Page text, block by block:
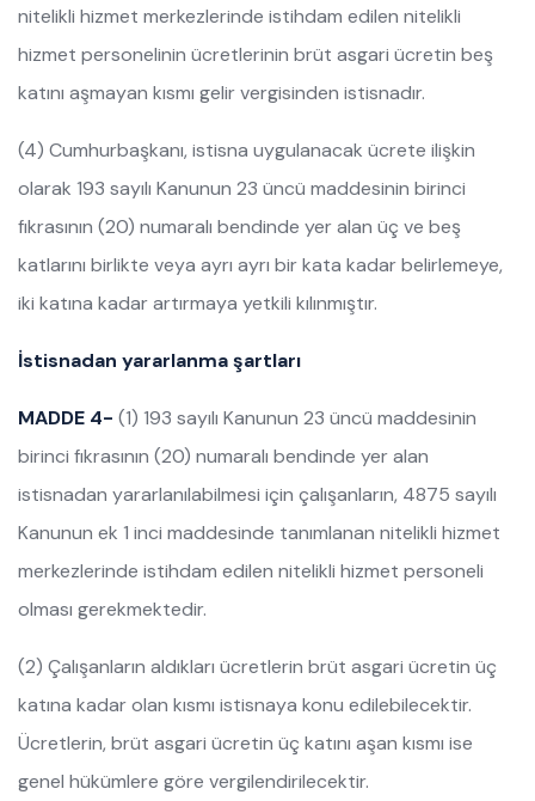
nitelikli hizmet merkezlerinde istihdam edilen nitelikli
hizmet personelinin ücretlerinin brüt asgari ücretin beş
katını aşmayan kısmı gelir vergisinden istisnadır.
(4) Cumhurbaşkanı, istisna uygulanacak ücrete ilişkin
olarak 193 sayılı Kanunun 23 üncü maddesinin birinci
fıkrasının (20) numaralı bendinde yer alan üç ve beş
katlarını birlikte veya ayrı ayrı bir kata kadar belirlemeye,
iki katına kadar artırmaya yetkili kılınmıştır.
İstisnadan yararlanma şartları
MADDE 4- (1) 193 sayılı Kanunun 23 üncü maddesinin
birinci fıkrasının (20) numaralı bendinde yer alan
istisnadan yararlanılabilmesi için çalışanların, 4875 sayılı
Kanunun ek 1 inci maddesinde tanımlanan nitelikli hizmet
merkezlerinde istihdam edilen nitelikli hizmet personeli
olması gerekmektedir.
(2) Çalışanların aldıkları ücretlerin brüt asgari ücretin üç
katına kadar olan kısmı istisnaya konu edilebilecektir.
Ücretlerin, brüt asgari ücretin üç katını aşan kısmı ise
genel hükümlere göre vergilendirilecektir.